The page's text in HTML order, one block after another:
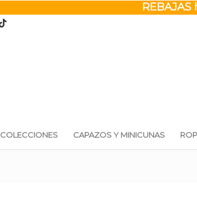
COLECCIONES CAPAZOS Y MINICUNAS